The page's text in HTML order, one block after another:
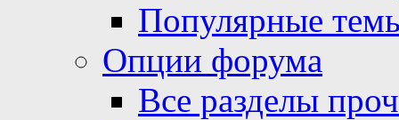
Популярные
Опции форума
Все разделы